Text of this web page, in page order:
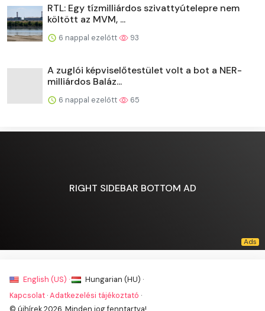
RTL: Egy tízmilliárdos szivattyútelepre nem
költött az MVM, ...
6 nappal ezelőtt 93
A zuglói képviselőtestület volt a bot a NER-
milliárdos Baláz...
6 nappal ezelőtt 65
RIGHT SIDEBAR BOTTOM AD
English (US) ·
Hungarian (HU) ·
Kapcsolat ·Adatkezelési tájékoztató ·
© újhírek 2026. Minden jog fenntartva!